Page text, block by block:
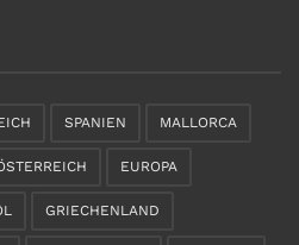
SPANIEN MALLORCA
EUROPA
GRIECHENLAND